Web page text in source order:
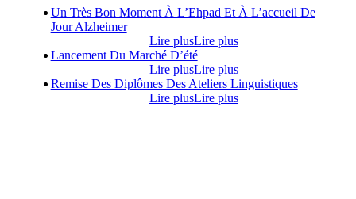
Un Très Bon Moment À L’Ehpad Et À L’accueil De
Jour Alzheimer
Lire plusLire plus
Lancement Du Marché D’été
Lire plusLire plus
Remise Des Diplômes Des Ateliers Linguistiques
Lire plusLire plus